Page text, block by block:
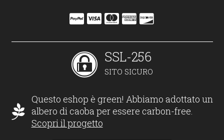
SSL-256
SITO SICURO
Questo eshop è green! Abbiamo adottato un
albero di caoba per essere carbon-free.
Scopri il progetto